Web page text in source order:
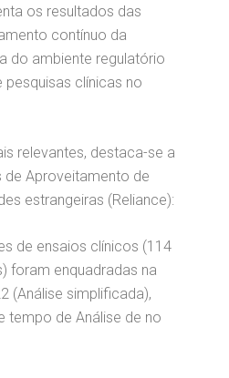
os resultados das
contínuo da
do ambiente regulatório
clínicas no
relevantes, destaca-se a
de Aproveitamento de
estrangeiras (Reliance):
de ensaios clínicos (114
foram enquadradas na
(Análise simplificada),
tempo de Análise de no